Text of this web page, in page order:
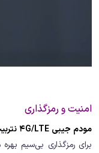
امنیت و رمزگذاری
مودم جیبی 4G/LTE نتربیت مدل NWR-940X
برای رمزگذاری بی‌سیم